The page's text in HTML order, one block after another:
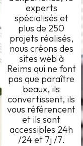
experts
spécialisés et
plus de 250
projets réalisés,
nous créons des
sites web à
Reims qui ne font
pas que paraître
beaux, ils
convertissent, ils
vous référencent
et ils sont
accessibles 24h
/24 et 7j /7.